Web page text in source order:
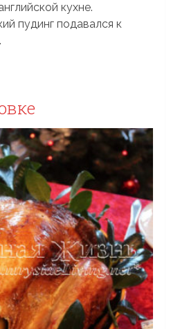
кухне.
пудинг подавался к